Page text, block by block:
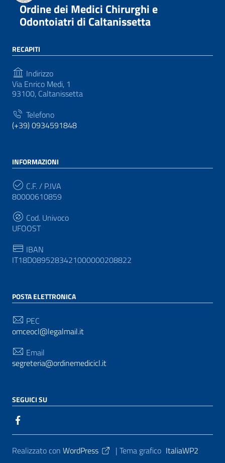
Ordine dei Medici Chirurghi e
Odontoiatri di Caltanissetta
RECAPITI
Indirizzo
Via Enrico Medi, 1
93100, Caltanissetta
Telefono
(+39) 0934591848
INFORMAZIONI
C.F. / P.IVA
80000610859
Cod. Univoco
UFOOST
IBAN
IT18D0895283421000000208822
POSTA ELETTRONICA
PEC
omceocl@legalmail.it
Email
segreteria@ordinemedicicl.it
SEGUICI SU
Sezione Link Utili
Realizzato con WordPress | Tema grafico ItaliaWP2